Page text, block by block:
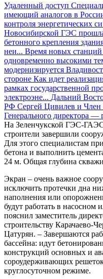
Удаленный доступ
имеющий аналогов в
контроля энергетических
Новосибирской ГЭС
бетонного крепления
неи... Время новых станций
одновременно высокими
модернизируется
стороне Как идет
рамках государственной
электроэне... Дальний
РФ Сергей Цивилев и Член
Генерального директора —
На Зеленчукской ГЭС-
строители завершили
Для этого специалистам
бетона и выполнить
24 м. Общая глубина
Экран – очень важное
исключить протечки дна
наполнения или
будут работать в насосном
пояснил заместитель
строительству Карачаево-
Цатурян. – Завершаются
бассейна: идут
конструкций основных и
сороудерживающих
круглосуточном режиме.